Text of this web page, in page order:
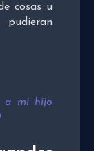
cosas u
pudieran
a mi hijo